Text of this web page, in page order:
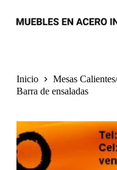
n
n
Inicio Mesas
Barra de ensaladas